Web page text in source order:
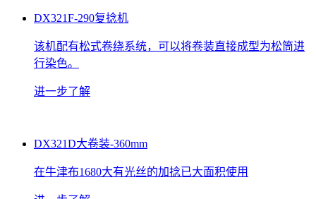
DX321F-290复捻机
该机配有松式卷绕系统，可以将卷装直接成型为松筒进
行染色。
进一步了解
DX321D大卷装-360mm
在牛津布1680大有光丝的加捻已大面积使用